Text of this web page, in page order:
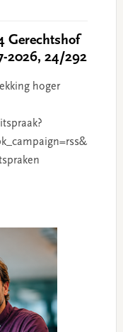
Gerechtshof
2026, 24/292
hoger